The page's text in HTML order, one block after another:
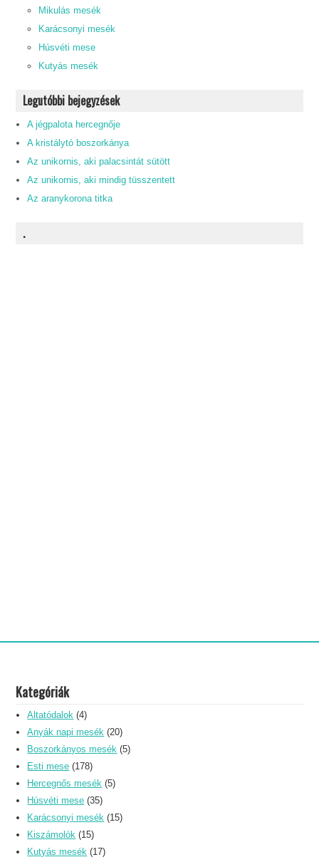
Mikulás mesék
Karácsonyi mesék
Húsvéti mese
Kutyás mesék
Legutóbbi bejegyzések
A jégpalota hercegnője
A kristálytó boszorkánya
Az unikornis, aki palacsintát sütött
Az unikornis, aki mindig tüsszentett
Az aranykorona titka
.
Kategóriák
Altatódalok (4)
Anyák napi mesék (20)
Boszorkányos mesék (5)
Esti mese (178)
Hercegnős mesék (5)
Húsvéti mese (35)
Karácsonyi mesék (15)
Kiszámolók (15)
Kutyás mesék (17)